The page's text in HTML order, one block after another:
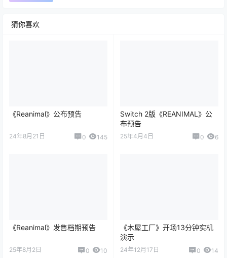
猜你喜欢
《Reanimal》公布预告
24年8月21日 0 145
Switch 2版《REANIMAL》公
布预告
25年4月4日 0 6
《Reanimal》发售档期预告
25年8月2日 0 10
《木屋工厂》开场13分钟实机
演示
24年12月17日 0 14